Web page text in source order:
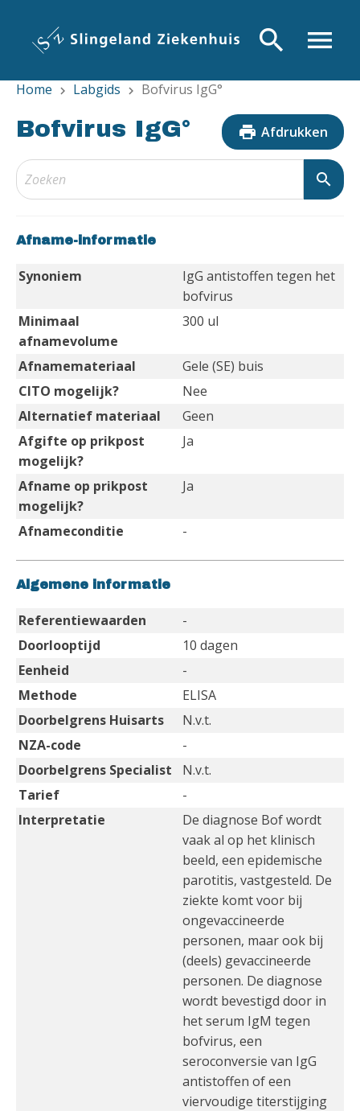
inhoud
menu
search
Home chevron_right Labgids chevron_right Bofvirus IgG°
Bofvirus IgG° print Afdrukken
search
Afname-informatie
Synoniem
IgG antistoffen tegen het
bofvirus
Minimaal
afnamevolume
300 ul
Afnamemateriaal
Gele (SE) buis
CITO mogelijk?
Nee
Alternatief materiaal
Geen
Afgifte op prikpost
mogelijk?
Ja
Afname op prikpost
mogelijk?
Ja
Afnameconditie -
Algemene informatie
Referentiewaarden
-
Doorlooptijd
10 dagen
Eenheid
-
Methode
ELISA
Doorbelgrens Huisarts
N.v.t.
NZA-code
-
Doorbelgrens Specialist
N.v.t.
Tarief
-
Interpretatie
De diagnose Bof wordt
vaak al op het klinisch
beeld, een epidemische
parotitis, vastgesteld. De
ziekte komt voor bij
ongevaccineerde
personen, maar ook bij
(deels) gevaccineerde
personen. De diagnose
wordt bevestigd door in
het serum IgM tegen
bofvirus, een
seroconversie van IgG
antistoffen of een
viervoudige titerstijging